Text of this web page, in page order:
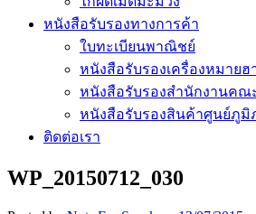
หนังสือรับรองทางการค้า
ใบทะเบียนพาณิชย์
หนังสือรับรองเครื่องหมายฮ
หนังสือรับรองสำนักงานคณ
หนังสือรับรองสินค้าศูนย์ภูมิ
ติดต่อเรา
WP_20150712_030